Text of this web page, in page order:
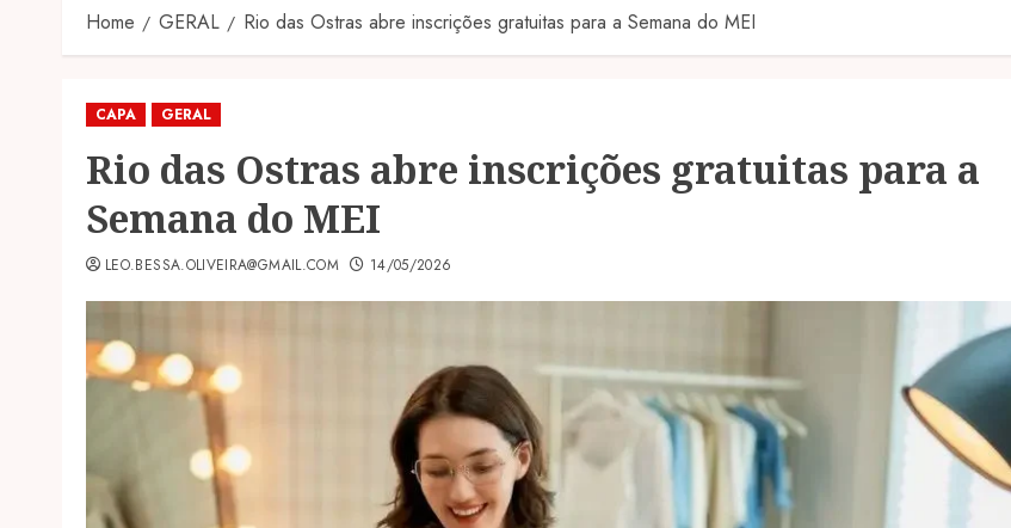
Home GERAL Rio das Ostras abre inscrições gratuitas para a Semana do MEI
CAPA GERAL
Rio das Ostras abre inscrições gratuitas para a
Semana do MEI
LEO.BESSA.OLIVEIRA@GMAIL.COM 14/05/2026